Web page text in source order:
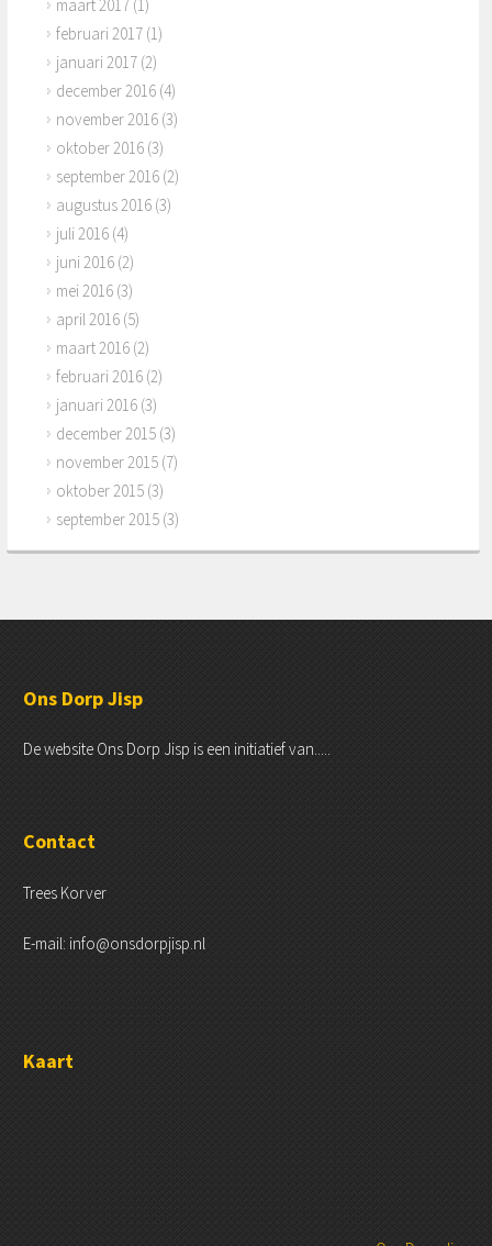
maart 2017 (1)
februari 2017 (1)
januari 2017 (2)
december 2016 (4)
november 2016 (3)
oktober 2016 (3)
september 2016 (2)
augustus 2016 (3)
juli 2016 (4)
juni 2016 (2)
mei 2016 (3)
april 2016 (5)
maart 2016 (2)
februari 2016 (2)
januari 2016 (3)
december 2015 (3)
november 2015 (7)
oktober 2015 (3)
september 2015 (3)
Ons Dorp Jisp
De website Ons Dorp Jisp is een initiatief van.....
Contact
Trees Korver
E-mail: info@onsdorpjisp.nl
Kaart